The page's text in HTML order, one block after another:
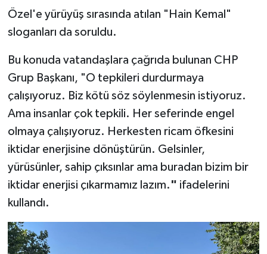
Özel'e yürüyüş sırasında atılan "Hain Kemal"
sloganları da soruldu.
Bu konuda vatandaşlara çağrıda bulunan CHP
Grup Başkanı, "O tepkileri durdurmaya
çalışıyoruz. Biz kötü söz söylenmesin istiyoruz.
Ama insanlar çok tepkili. Her seferinde engel
olmaya çalışıyoruz. Herkesten ricam öfkesini
iktidar enerjisine dönüştürün. Gelsinler,
yürüsünler, sahip çıksınlar ama buradan bizim bir
iktidar enerjisi çıkarmamız lazım. " ifadelerini
kullandı.